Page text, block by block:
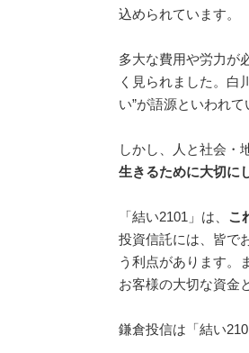
込められています。
多大な費用や労力が
く見られました。白
い”が語源といわれて
しかし、人と社会・
生きるために大切に
「結い2101」は、 こ
投資信託には、皆で
う利点があります。
お客様の大切な資金
鎌倉投信は「結い